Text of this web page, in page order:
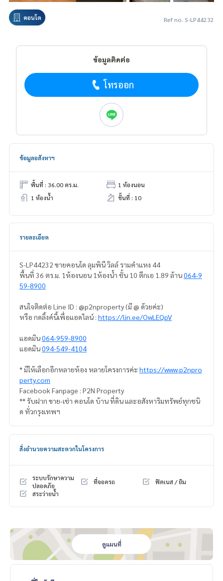
คอนโด Ref no. S-LP44232
ข้อมูลติดต่อ
โทรออก
ข้อมูลอสังหาฯ
พื้นที่ : 36.00 ตร.ม.
1 ห้องนอน
1 ห้องน้ำ
ชั้นที่ : 10
รายละเอียด
S-LP44232 ขายคอนโด ลุมพินี วิลล์ รามคำแหง 44
พื้นที่ 36 ตร.ม. 1ห้องนอน 1ห้องน้ำ ชั้น 10 ตึกเอ 1.89 ล้าน064-9
59-8900
สนใจติดต่อ Line ID : @p2nproperty (มี @ ด้วยค่ะ)
หรือ กดลิ้งค์นี้เพื่อแอดไลน์ : https://lin.ee/OwLEQpV
แอดมิน064-959-8900
แอดมิน094-549-4104
* มีให้เลือกอีกหลายห้อง หลายโครงการค่ะ https://www.p2npro
perty.com
Facebook Fanpage : P2N Property
** รับฝาก ขาย-เช่า คอนโด บ้าน ที่ดิน และอสังหาริมทรัพย์ทุกชนิ
ด ทั่วกรุงเทพฯ
สิ่งอำนวยความสะดวกในโครงการ
ระบบรักษาความ
ปลอดภัย
ที่จอดรถ
ฟิตเนส / ยิม
สระว่ายน้ำ
ดูแผนที่